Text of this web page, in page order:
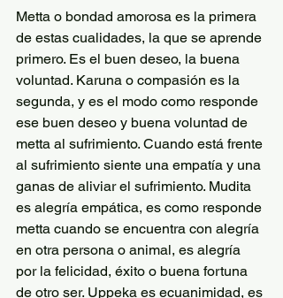
Metta o bondad amorosa es la primera
de estas cualidades, la que se aprende
primero. Es el buen deseo, la buena
voluntad. Karuna o compasión es la
segunda, y es el modo como responde
ese buen deseo y buena voluntad de
metta al sufrimiento. Cuando está frente
al sufrimiento siente una empatía y una
ganas de aliviar el sufrimiento. Mudita
es alegría empática, es como responde
metta cuando se encuentra con alegría
en otra persona o animal, es alegría
por la felicidad, éxito o buena fortuna
de otro ser. Uppeka es ecuanimidad, es